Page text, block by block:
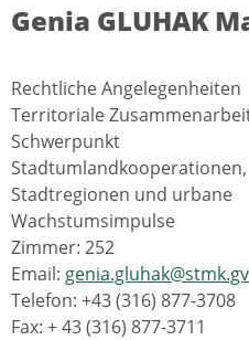
Genia GLUHAK
Rechtliche Angelegenheiten
Territoriale
Schwerpunkt
Stadtumlandkooperationen,
Stadtregionen und urbane
Wachstumsimpulse
Zimmer: 252
Email:
Telefon: +43 (316) 877-3708
Fax: + 43 (316) 877-3711